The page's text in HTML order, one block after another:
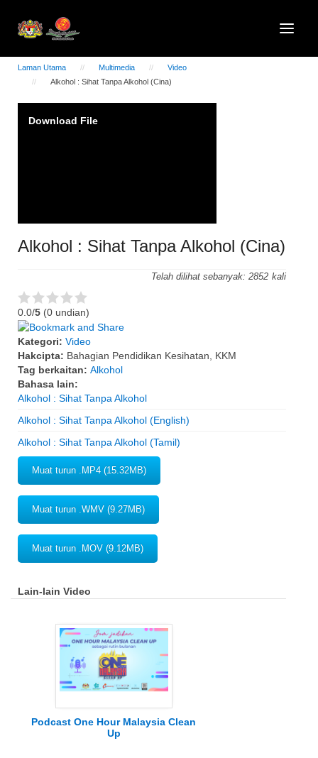
Laman Utama Multimedia
Video
Alkohol : Sihat Tanpa Alkohol (Cina)
Player
Download File
Alkohol : Sihat Tanpa Alkohol (Cina)
Telah dilihat sebanyak: 2852
0.0/5 (0 undian)
Kategori: Video
Hakcipta: Bahagian Pendidikan Kesihatan, KKM
Tag berkaitan: Alkohol
Bahasa lain:
Alkohol : Sihat Tanpa Alkohol
Alkohol : Sihat Tanpa Alkohol (English)
Alkohol : Sihat Tanpa Alkohol (Tamil)
Muat turun .MP4 (15.32MB)
Muat turun .WMV (9.27MB)
Muat turun .MOV (9.12MB)
Lain-lain Video
Podcast One Hour Malaysia Clean
Up